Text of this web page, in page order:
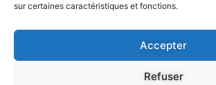
sur certaines caractéristiques et fonctions.
Accepter
Refuser